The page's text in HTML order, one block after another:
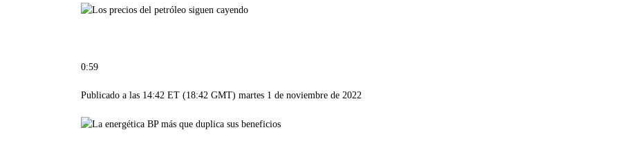
0:59
Publicado a las 14:42 ET (18:42 GMT) martes 1 de noviembre de 2022